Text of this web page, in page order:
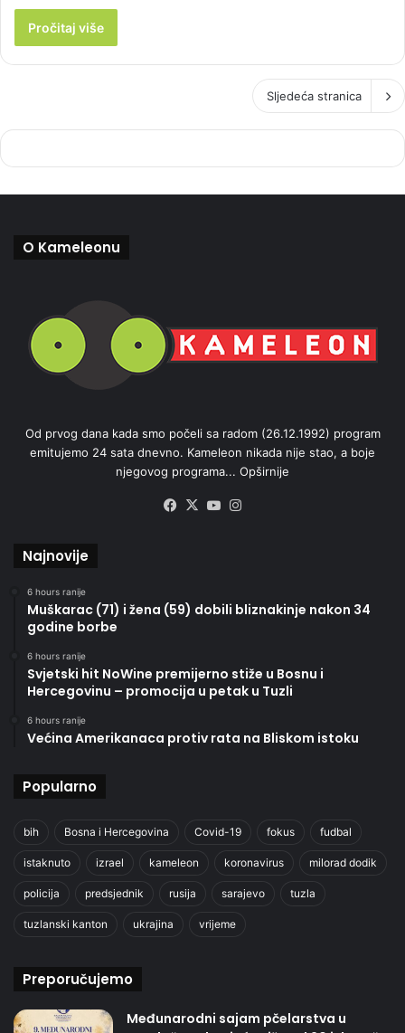
Pročitaj više
Sljedeća stranica
O Kameleonu
Od prvog dana kada smo počeli sa radom (26.12.1992) program
emitujemo 24 sata dnevno. Kameleon nikada nije stao, a boje
njegovog programa... Opširnije
Facebook
X YouTube
Najnovije
6 hours ranije
Muškarac (71) i žena (59) dobili bliznakinje nakon 34
godine borbe
6 hours ranije
Svjetski hit NoWine premijerno stiže u Bosnu i
Hercegovinu – promocija u petak u Tuzli
6 hours ranije
Većina Amerikanaca protiv rata na Bliskom istoku
Popularno
bih Bosna i Hercegovina Covid-19 fokus fudbal
istaknuto izrael kameleon koronavirus milorad dodik
policija predsjednik rusija sarajevo tuzla
tuzlanski kanton ukrajina vrijeme
Preporučujemo
Međunarodni sajam pčelarstva u